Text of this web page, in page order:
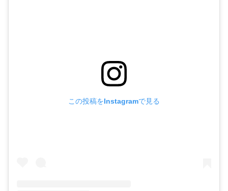
この投稿をInstagramで見る